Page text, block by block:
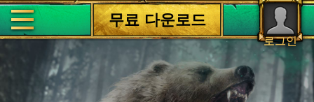
로그인
무료 다운로드